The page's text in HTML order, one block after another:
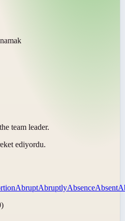
team leader.
ediyordu.
AbruptAbruptlyAbsenceAbsent